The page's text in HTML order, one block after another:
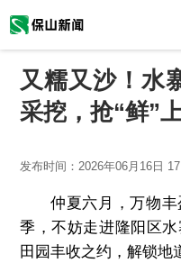
又糯又沙！水
采挖，抢“鲜”
发布时间： 2026年06月16日
仲夏六月，万物
季，不妨走进隆阳区
田园丰收之约，解锁地